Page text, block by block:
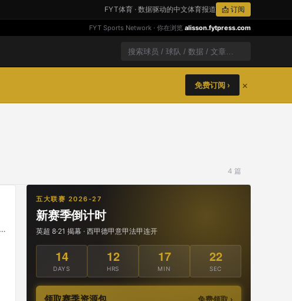
FYT体育 · 数据驱动的中文体育报道 📩 订阅
FYT Sports Network · 你在浏览 alisson.fytpress.com
免费订阅 › ×
4 篇
五大联赛 2026-27
新赛季倒计时
英超 8·21 揭幕 · 西甲德甲意甲法甲连开
14
DAYS
12
HRS
17
MIN
22
SEC
免费领取 ›